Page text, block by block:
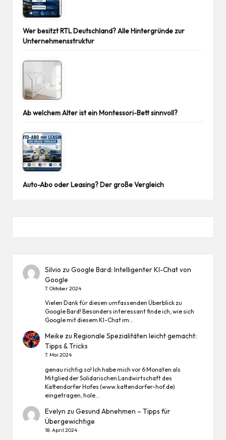
Wer besitzt RTL Deutschland? Alle Hintergründe zur
Unternehmensstruktur
Ab welchem Alter ist ein Montessori-Bett sinnvoll?
Auto-Abo oder Leasing? Der große Vergleich
Silvio zuGoogle Bard: Intelligenter KI-Chat von
Google
7. Oktober 2024
Vielen Dank für diesen umfassenden Überblick zu
Google Bard! Besonders interessant finde ich, wie sich
Google mit diesem KI-Chat im…
Meike zuRegionale Spezialitäten leicht gemacht:
Tipps & Tricks
7. Mai 2024
genau richtig so! Ich habe mich vor 6 Monaten als
Mitglied der Solidarischen Landwirtschaft des
Kattendorfer Hofes (www.kattendorfer-hof.de)
eingetragen, hole…
Evelyn zuGesund Abnehmen – Tipps für
Übergewichtige
18. April 2024